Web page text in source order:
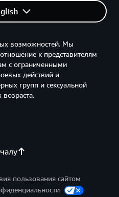
возможностей. Мы
к представителям
с ограниченными
действий и
групп и сексуальной
пользования сайтом